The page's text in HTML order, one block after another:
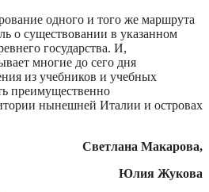
одного и того же маршрута
о существовании в указанном
государства. И,
многие до сего дня
из учебников и учебных
преимущественно
нынешней Италии и островах
Светлана Макарова,
Юлия Жукова